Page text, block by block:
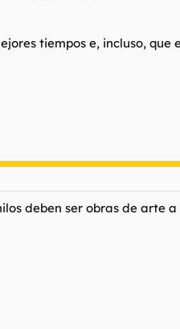
tiempos e, incluso,
deben ser obras de arte